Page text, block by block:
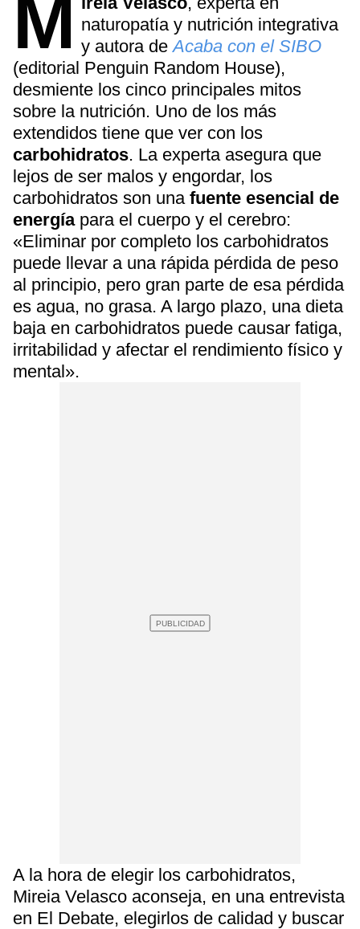
M naturopatía y nutrición integrativa
y autora deAcaba con el SIBO
(editorial Penguin Random House),
desmiente los cinco principales mitos
sobre la nutrición. Uno de los más
extendidos tiene que ver con los
carbohidratos. La experta asegura que
lejos de ser malos y engordar, los
carbohidratos son unafuente esencial de
energíapara el cuerpo y el cerebro:
«Eliminar por completo los carbohidratos
puede llevar a una rápida pérdida de peso
al principio, pero gran parte de esa pérdida
es agua, no grasa. A largo plazo, una dieta
baja en carbohidratos puede causar fatiga,
irritabilidad y afectar el rendimiento físico y
mental».
A la hora de elegir los carbohidratos,
Mireia Velasco aconseja, en una entrevista
en El Debate, elegirlos de calidad y buscar